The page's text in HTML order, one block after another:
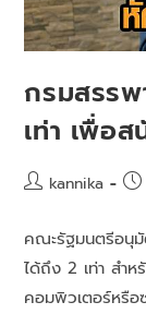
กรมสรร
เท่า เพื่อ
kannika
คณะรัฐมนตรีอนุมั
ได้ถึง 2 เท่า สำห
คอมพิวเตอร์หรือ